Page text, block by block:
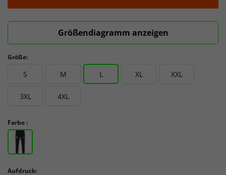
Größendiagramm anzeigen
Größe:
S M L XL XXL
3XL 4XL
Farbe :
Aufdruck: